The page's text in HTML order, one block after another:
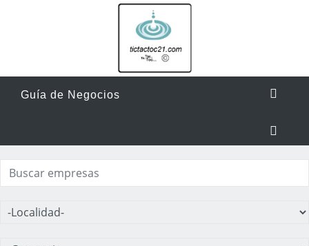
Guía de Negocios